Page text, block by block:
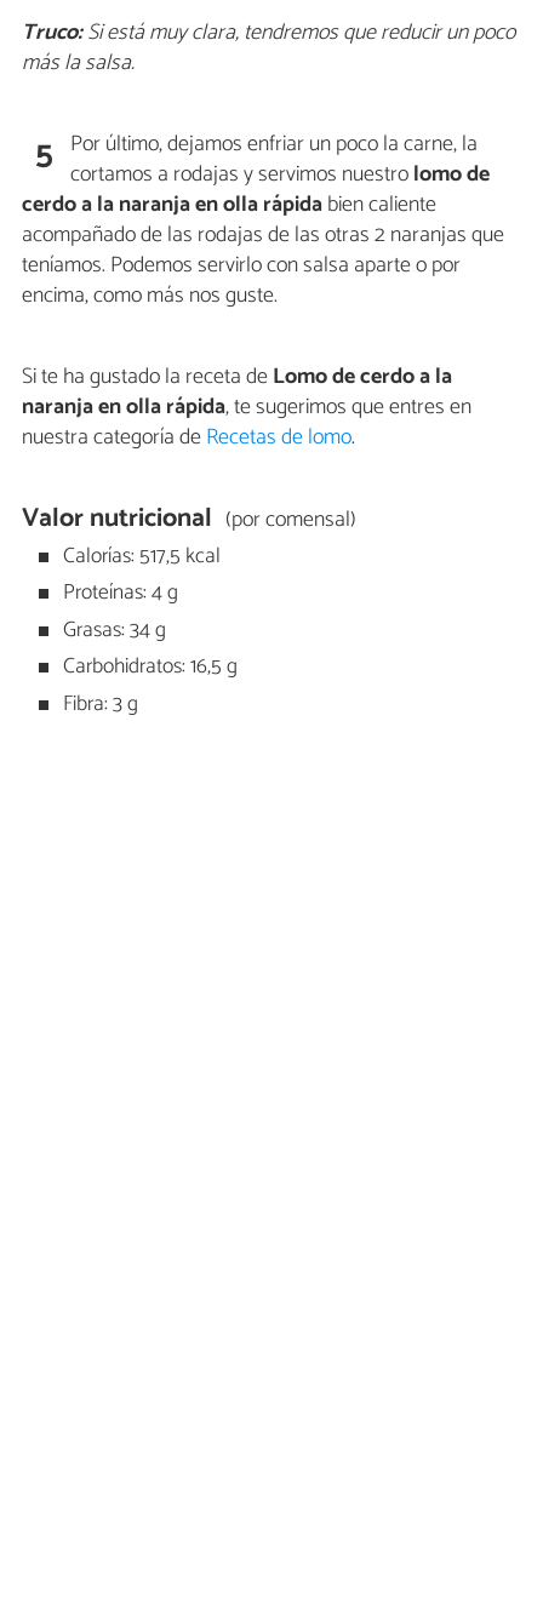
Truco:Si está muy clara, tendremos que reducir un poco
más la salsa.
5 Por último, dejamos enfriar un poco la carne, la
cortamos a rodajas y servimos nuestrolomo de
cerdo a la naranja en olla rápidabien caliente
acompañado de las rodajas de las otras 2 naranjas que
teníamos. Podemos servirlo con salsa aparte o por
encima, como más nos guste.
Si te ha gustado la receta deLomo de cerdo a la
naranja en olla rápida, te sugerimos que entres en
nuestra categoría deRecetas de lomo.
Valor nutricional (por comensal)
Calorías: 517,5 kcal
Proteínas: 4 g
Grasas: 34 g
Carbohidratos: 16,5 g
Fibra: 3 g